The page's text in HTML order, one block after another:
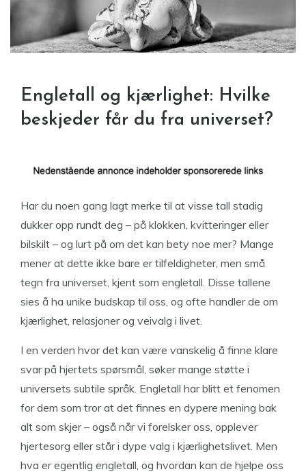
Engletall og kjærlighet: Hvilke
beskjeder får du fra universet?
Har du noen gang lagt merke til at visse tall stadig
dukker opp rundt deg – på klokken, kvitteringer eller
bilskilt – og lurt på om det kan bety noe mer? Mange
mener at dette ikke bare er tilfeldigheter, men små
tegn fra universet, kjent som engletall. Disse tallene
sies å ha unike budskap til oss, og ofte handler de om
kjærlighet, relasjoner og veivalg i livet.
I en verden hvor det kan være vanskelig å finne klare
svar på hjertets spørsmål, søker mange støtte i
universets subtile språk. Engletall har blitt et fenomen
for dem som tror at det finnes en dypere mening bak
alt som skjer – også når vi forelsker oss, opplever
hjertesorg eller står i dype valg i kjærlighetslivet. Men
hva er egentlig engletall, og hvordan kan de hjelpe oss